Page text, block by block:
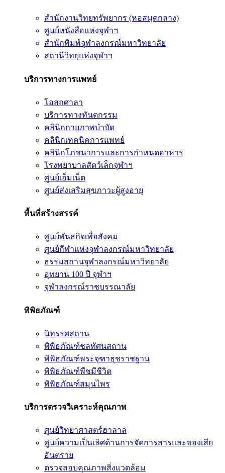
สำนักงานวิทยทรัพยากร (หอสมุดกลาง)
ศูนย์หนังสือแห่งจุฬาฯ
สำนักพิมพ์จุฬาลงกรณ์มหาวิทยาลัย
สถานีวิทยุแห่งจุฬาฯ
บริการทางการแพทย์
โอสถศาลา
บริการทางทันตกรรม
คลินิกกายภาพบำบัด
คลินิกเทคนิคการแพทย์
คลินิกโภชนาการและการกำหนดอาหาร
โรงพยาบาลสัตว์เล็กจุฬาฯ
ศูนย์เอ็มเน็ต
ศูนย์ส่งเสริมสุขภาวะผู้สูงอายุ
พื้นที่สร้างสรรค์
ศูนย์พันธกิจเพื่อสังคม
ศูนย์กีฬาแห่งจุฬาลงกรณ์มหาวิทยาลัย
ธรรมสถานจุฬาลงกรณ์มหาวิทยาลัย
อุทยาน 100 ปี จุฬาฯ
จุฬาลงกรณ์ราชบรรณาลัย
พิพิธภัณฑ์
นิทรรศสถาน
พิพิธภัณฑ์ชลทัศนสถาน
พิพิธภัณฑ์พระจุฑาธุชราชฐาน
พิพิธภัณฑ์พืชมีชีวิต
พิพิธภัณฑ์สมุนไพร
บริการตรวจวิเคราะห์คุณภาพ
ศูนย์วิทยาศาสตร์ฮาลาล
ศูนย์ความเป็นเลิศด้านการจัดการสารและของเสีย
อันตราย
ตรวจสอบคุณภาพสิ่งแวดล้อม